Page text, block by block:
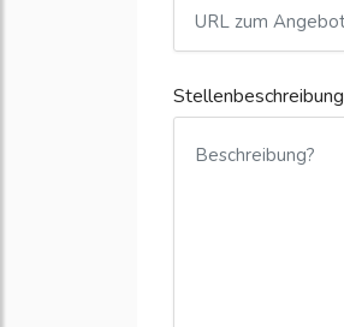
Stellenbeschreibung